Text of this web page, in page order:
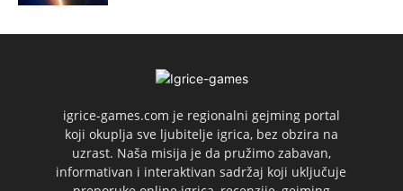
igrice-games.com je regionalni gejming portal
koji okuplja sve ljubitelje igrica, bez obzira na
uzrast. Naša misija je da pružimo zabavan,
informativan i interaktivan sadržaj koji uključuje